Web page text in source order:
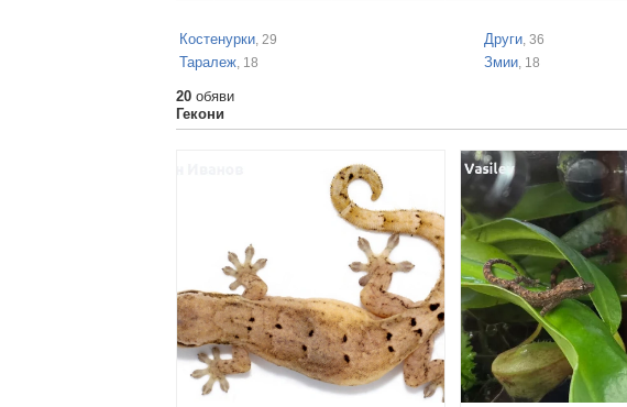
Костенурки, 29
Таралеж, 18
Други, 36
Змии, 18
20 обяви
Гекони